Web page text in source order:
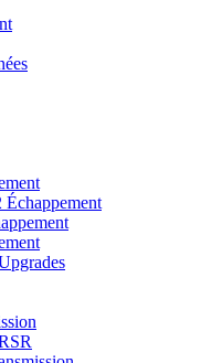
Échappement